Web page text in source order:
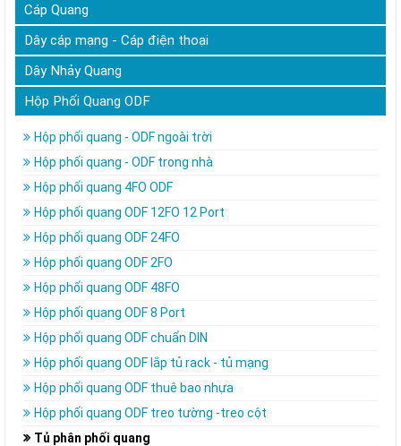
Cáp Quang
Dây cáp mạng - Cáp điện thoại
Dây Nhảy Quang
Hộp Phối Quang ODF
Hộp phối quang - ODF ngoài trời
Hộp phối quang - ODF trong nhà
Hộp phối quang 4FO ODF
Hộp phối quang ODF 12FO 12 Port
Hộp phối quang ODF 24FO
Hộp phối quang ODF 2FO
Hộp phối quang ODF 48FO
Hộp phối quang ODF 8 Port
Hộp phối quang ODF chuẩn DIN
Hộp phối quang ODF lắp tủ rack - tủ mạng
Hộp phối quang ODF thuê bao nhựa
Hộp phối quang ODF treo tường -treo cột
Tủ phân phối quang